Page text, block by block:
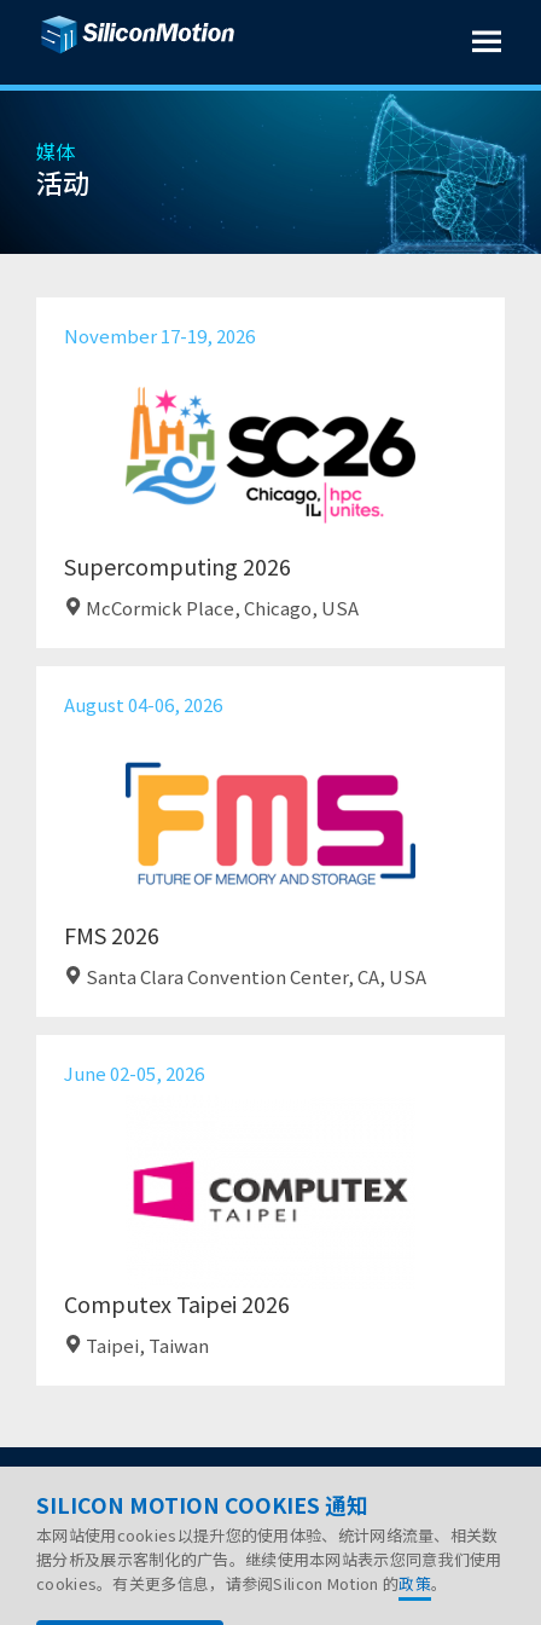
媒体
活动
November 17-19, 2026
Supercomputing 2026
McCormick Place, Chicago, USA
August 04-06, 2026
FMS 2026
Santa Clara Convention Center, CA, USA
June 02-05, 2026
Computex Taipei 2026
Taipei, Taiwan
政策 法律声明
网站地图
SILICON MOTION COOKIES 通知
本网站使用cookies以提升您的使用体验、统计网络流量、相关数
据分析及展示客制化的广告。继续使用本网站表示您同意我们使用
cookies。有关更多信息，请参阅Silicon Motion 的政策。